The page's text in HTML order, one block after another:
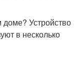
доме? Устройство
в несколько